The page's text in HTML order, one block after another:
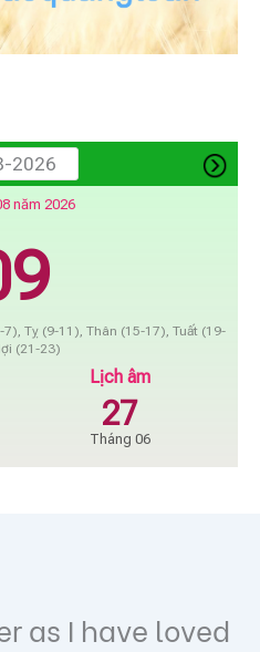
năm 2026
Tỵ (9-11), Thân (15-17), Tuất (19-
(21-23)
Lịch âm
27
Tháng 06
as I have loved